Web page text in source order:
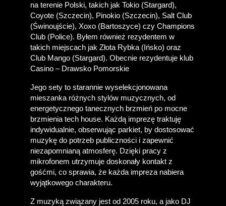
na terenie Polski, takich jak Tokio (Stargard),
Coyote (Szczecin), Pinokio (Szczecin), Salt Club
(Świnoujście), Xoxo (Bartoszyce) czy Champions
Club (Police). Byłem również rezydentem w
takich miejscach jak Złota Rybka (Ińsko) oraz
Club Mango (Stargard). Obecnie rezydentuje klub
Casino – Drawsko Pomorskie
Jego sety to starannie wyselekcjonowana
mieszanka różnych stylów muzycznych, od
energetycznego tanecznych brzmień po mocne
brzmienia tech house. Każdą imprezę traktuję
indywidualnie, obserwując parkiet, by dostosować
muzykę do potrzeb publiczności i zapewnić
niezapomnianą atmosferę. Dzięki pracy z
mikrofonem utrzymuje doskonały kontakt z
gośćmi, co sprawia, że każda impreza nabiera
wyjątkowego charakteru.
Z muzyką związany jest od 2005 roku, a jako DJ